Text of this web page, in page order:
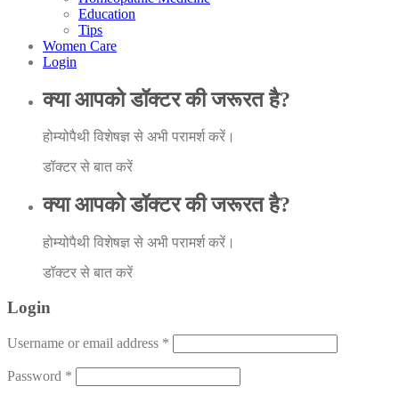
Education
Tips
Women Care
Login
क्या आपको डॉक्टर की जरूरत है?
होम्योपैथी विशेषज्ञ से अभी परामर्श करें।
डॉक्टर से बात करें
क्या आपको डॉक्टर की जरूरत है?
होम्योपैथी विशेषज्ञ से अभी परामर्श करें।
डॉक्टर से बात करें
Login
Username or email address *
Password *